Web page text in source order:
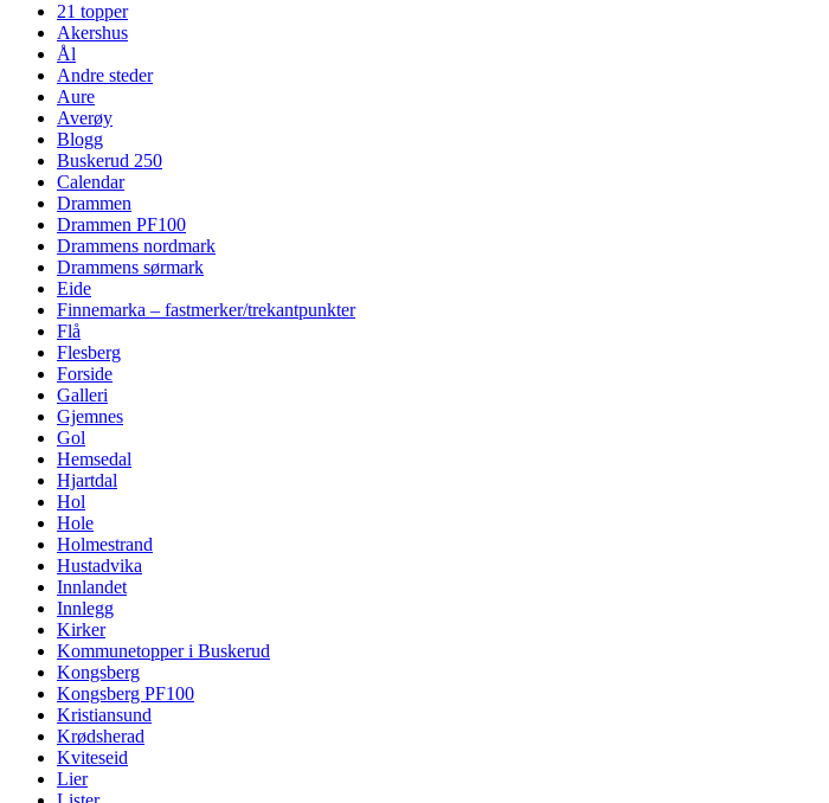
21 topper
Akershus
Ål
Andre steder
Aure
Averøy
Blogg
Buskerud 250
Calendar
Drammen
Drammen PF100
Drammens nordmark
Drammens sørmark
Eide
Finnemarka – fastmerker/trekantpunkter
Flå
Flesberg
Forside
Galleri
Gjemnes
Gol
Hemsedal
Hjartdal
Hol
Hole
Holmestrand
Hustadvika
Innlandet
Innlegg
Kirker
Kommunetopper i Buskerud
Kongsberg
Kongsberg PF100
Kristiansund
Krødsherad
Kviteseid
Lier